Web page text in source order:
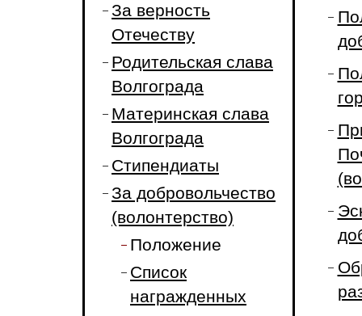
За верность
Отечеству
Родительская слава
Волгограда
Материнская слава
Волгограда
Стипендиаты
За добровольчество
(волонтерство)
Положение
Список
награжденных